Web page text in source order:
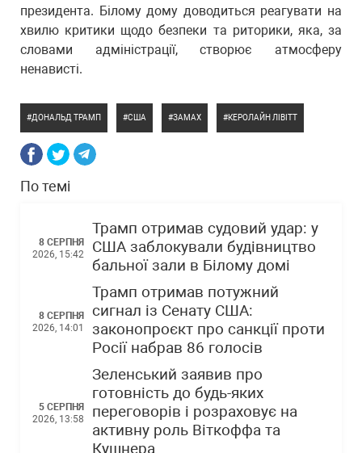
президента. Білому дому доводиться реагувати на
хвилю критики щодо безпеки та риторики, яка, за
словами адміністрації, створює атмосферу
ненависті.
ДОНАЛЬД ТРАМП США ЗАМАХ КЕРОЛАЙН ЛІВІТТ
По темі
8 СЕРПНЯ
2026, 15:42
Трамп отримав судовий удар: у
США заблокували будівництво
бальної зали в Білому домі
8 СЕРПНЯ
2026, 14:01
Трамп отримав потужний
сигнал із Сенату США:
законопроєкт про санкції проти
Росії набрав 86 голосів
5 СЕРПНЯ
2026, 13:58
Зеленський заявив про
готовність до будь-яких
переговорів і розраховує на
активну роль Віткоффа та
Кушнера